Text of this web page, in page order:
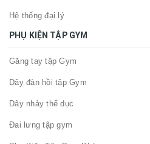
Hệ thống đại lý
PHỤ KIỆN TẬP GYM
Găng tay tập Gym
Dây đàn hồi tập Gym
Dây nhảy thể dục
Đai lưng tập gym